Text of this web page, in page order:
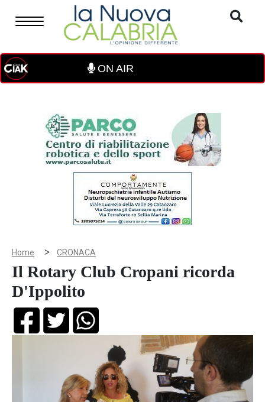
ON AIR
Home > CRONACA
Il Rotary Club Cropani ricorda
D'Ippolito